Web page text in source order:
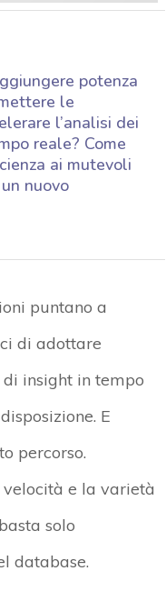
potenza
le
l’analisi dei
reale? Come
ai mutevoli
nuovo
puntano a
di adottare
insight in tempo
E
percorso.
e la varietà
solo
database.